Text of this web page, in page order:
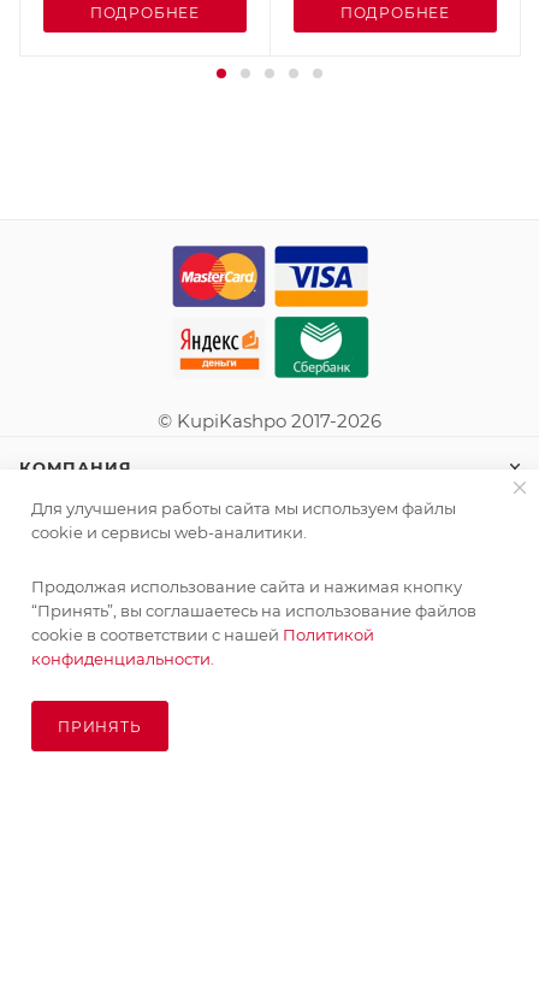
ПОДРОБНЕЕ ПОДРОБНЕЕ
© KupiKashpo 2017-2026
КОМПАНИЯ
ИНФОРМАЦИЯ
ПОМОЩЬ
ПОДПИСАТЬСЯ НА РАССЫЛКУ
Для улучшения работы сайта мы используем файлы
cookie и сервисы web-аналитики.
Продолжая использование сайта и нажимая кнопку
“Принять”, вы соглашаетесь на использование файлов
cookie в соответствии с нашей Политикой
конфиденциальности.
ПРИНЯТЬ